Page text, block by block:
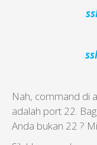
Nah, command di
adalah port 22.
Anda bukan 22 ?